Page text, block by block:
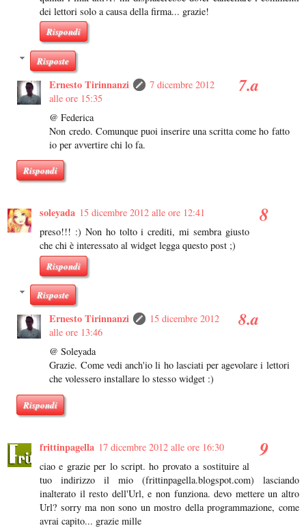
dei lettori solo a causa della firma... grazie!
Rispondi
Risposte
Ernesto Tirinnanzi
7 dicembre 2012
alle ore 15:35
@ Federica
Non credo. Comunque puoi inserire una scritta come ho fatto
io per avvertire chi lo fa.
Rispondi
soleyada 15 dicembre 2012 alle ore 12:41
preso!!! :) Non ho tolto i crediti, mi sembra giusto
che chi è interessato al widget legga questo post ;)
Rispondi
Risposte
Ernesto Tirinnanzi
15 dicembre 2012
alle ore 13:46
@ Soleyada
Grazie. Come vedi anch'io li ho lasciati per agevolare i lettori
che volessero installare lo stesso widget :)
Rispondi
frittinpagella 17 dicembre 2012 alle ore 16:30
ciao e grazie per lo script. ho provato a sostituire al
tuo indirizzo il mio (frittinpagella.blogspot.com) lasciando
inalterato il resto dell'Url, e non funziona. devo mettere un altro
Url? sorry ma non sono un mostro della programmazione, come
avrai capito... grazie mille